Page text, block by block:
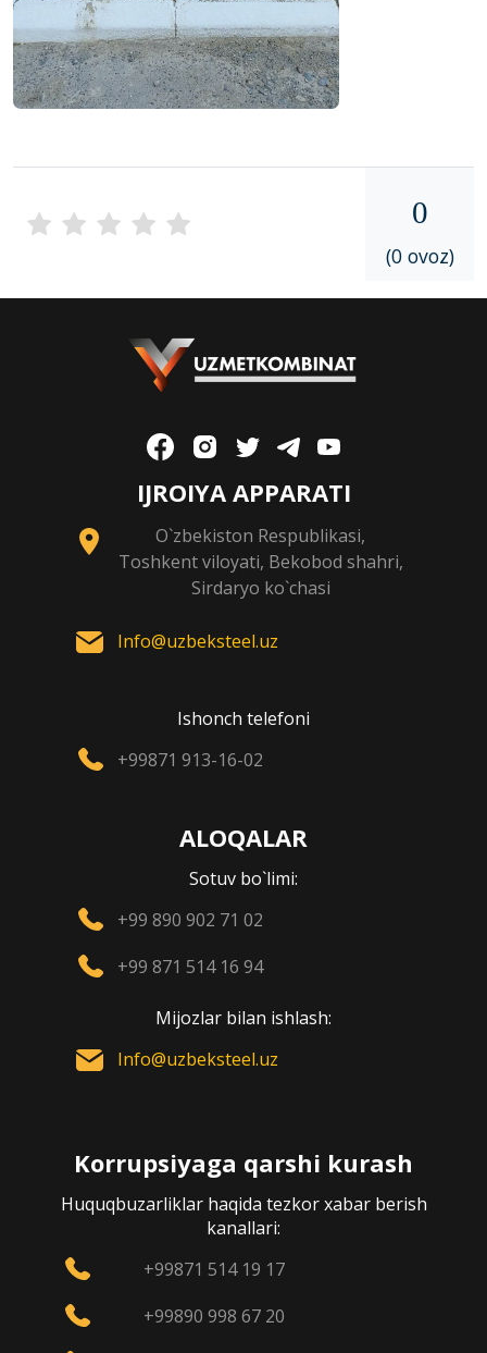
0
(0 ovoz)
IJROIYA APPARATI
O`zbekiston Respublikasi,
Toshkent viloyati, Bekobod shahri,
Sirdaryo ko`chasi
Info@uzbeksteel.uz
Ishonch telefoni
+99871 913-16-02
ALOQALAR
Sotuv bo`limi:
+99 890 902 71 02
+99 871 514 16 94
Mijozlar bilan ishlash:
Info@uzbeksteel.uz
Korrupsiyaga qarshi kurash
Huquqbuzarliklar haqida tezkor xabar berish
kanallari:
+99871 514 19 17
+99890 998 67 20